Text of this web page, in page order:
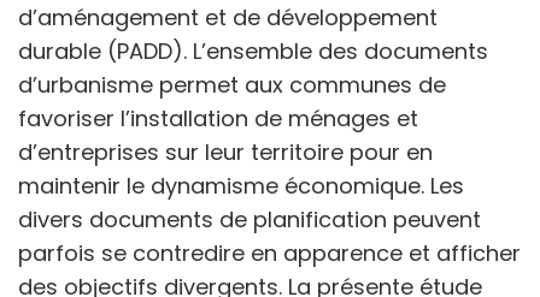
d’aménagement et de développement
durable (PADD). L’ensemble des documents
d’urbanisme permet aux communes de
favoriser l’installation de ménages et
d’entreprises sur leur territoire pour en
maintenir le dynamisme économique. Les
divers documents de planification peuvent
parfois se contredire en apparence et afficher
des objectifs divergents. La présente étude